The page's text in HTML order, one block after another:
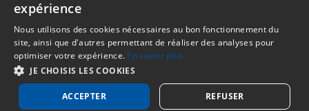
Mentions Légales
Plan du site
Espace Professionnels
Nous contacter
Réalisation Vackélys
Votre consentement peut être retiré à tout moment.
Consultez notre politique de protection des données
personnelles dans nosmentions légales.
Je refuse Je choisis
Gerer mes cookies
expérience
Nous utilisons des cookies nécessaires au bon fonctionnement du
site, ainsi que d'autres permettant de réaliser des analyses pour
optimiser votre expérience. En savoir plus
JE CHOISIS LES COOKIES
ACCEPTER REFUSER